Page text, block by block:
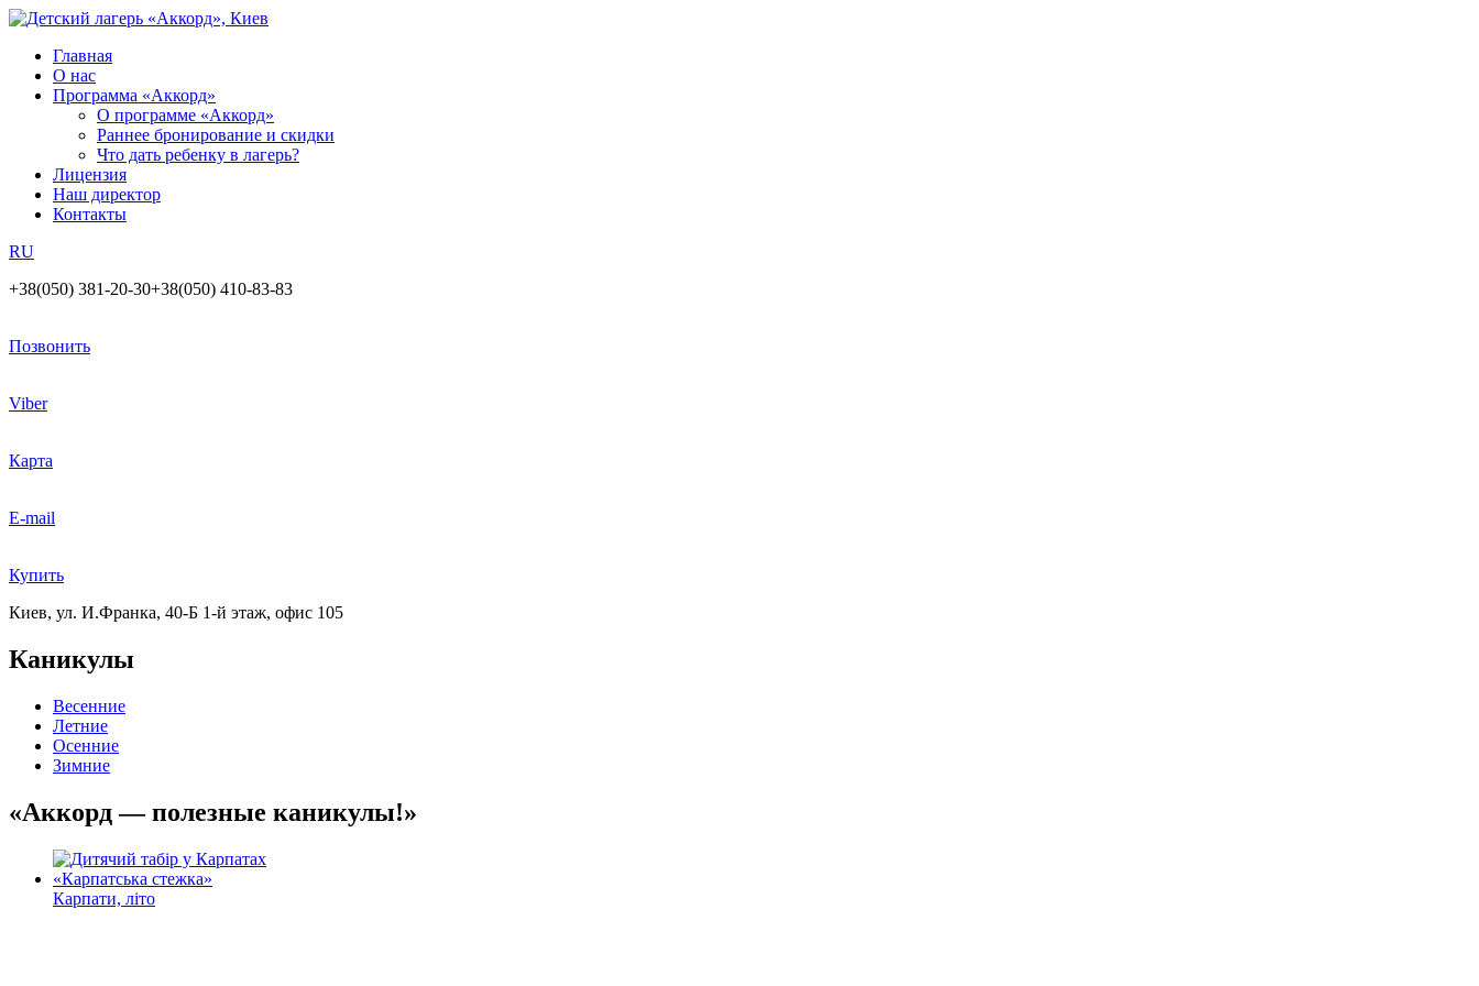
Главная
О нас
Программа «Аккорд»
О программе «Аккорд»
Раннее бронирование и скидки
Что дать ребенку в лагерь?
Лицензия
Наш директор
Контакты
RU
+38(050) 381-20-30+38(050) 410-83-83
Позвонить
Viber
Карта
E-mail
Купить
Киев, ул. И.Франка, 40-Б 1-й этаж, офис 105
Каникулы
Весенние
Летние
Осенние
Зимние
«Аккорд — полезные каникулы!»
Карпати, літо